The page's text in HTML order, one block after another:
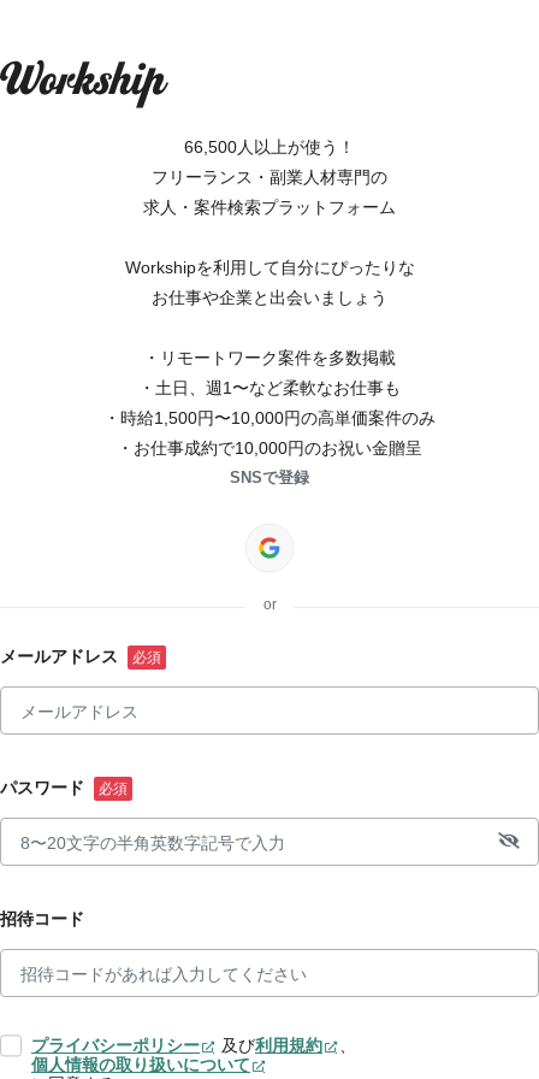
66,500人以上が使う！
フリーランス・副業人材専門の
求人・案件検索プラットフォーム
Workshipを利用して自分にぴったりな
お仕事や企業と出会いましょう
・リモートワーク案件を多数掲載
・土日、週1〜など柔軟なお仕事も
・時給1,500円〜10,000円の高単価案件のみ
・お仕事成約で10,000円のお祝い金贈呈
SNSで登録
or
メールアドレス
パスワード
招待コード
プライバシーポリシー 及び利用規約
、
個人情報の取り扱いについて